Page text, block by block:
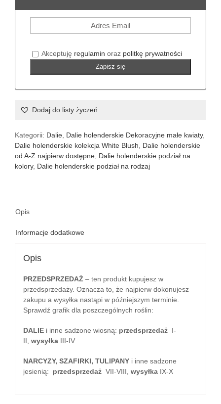
Akceptuję regulamin oraz politkę prywatności
Zapisz się
Dodaj do listy życzeń
Kategorii: Dalie Dalie holenderskie Dekoracyjne małe kwiaty,
Dalie holenderskie kolekcja White Blush
Dalie holenderskie
od A-Z najpierw dostępne Dalie holenderskie podział na
kolory, Dalie holenderskie podział na rodzaj
Opis
Informacje dodatkowe
Opis
PRZEDSPRZEDAŻ – ten produkt kupujesz w
przedsprzedaży. Oznacza to, że najpierw dokonujesz
zakupu a wysyłka nastąpi w późniejszym terminie.
Sprawdź grafik dla poszczególnych roślin:
DALIEi inne sadzone wiosną: przedsprzedażI-
II, wysyłkaIII-IV
NARCYZY, SZAFIRKI, TULIPANYi inne sadzone
jesienią: przedsprzedażVII-VIII, wysyłkaIX-X